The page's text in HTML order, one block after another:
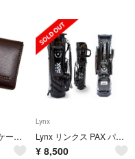
Lynx 本革 カードケース 新品 牛革 レザー ブラウン 茶色 名刺入れ 薄型
Lynx
Lynx リンクス PAX パクス PAXCB-01 スタンド キャディバッグ
¥ 8,500